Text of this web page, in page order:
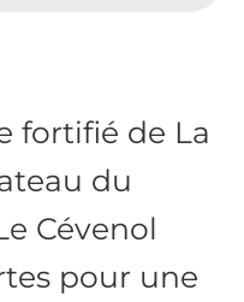
fortifié de La
du
Cévenol
pour une